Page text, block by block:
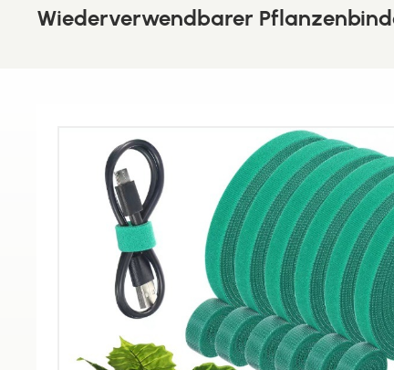
Wiederverwendbarer